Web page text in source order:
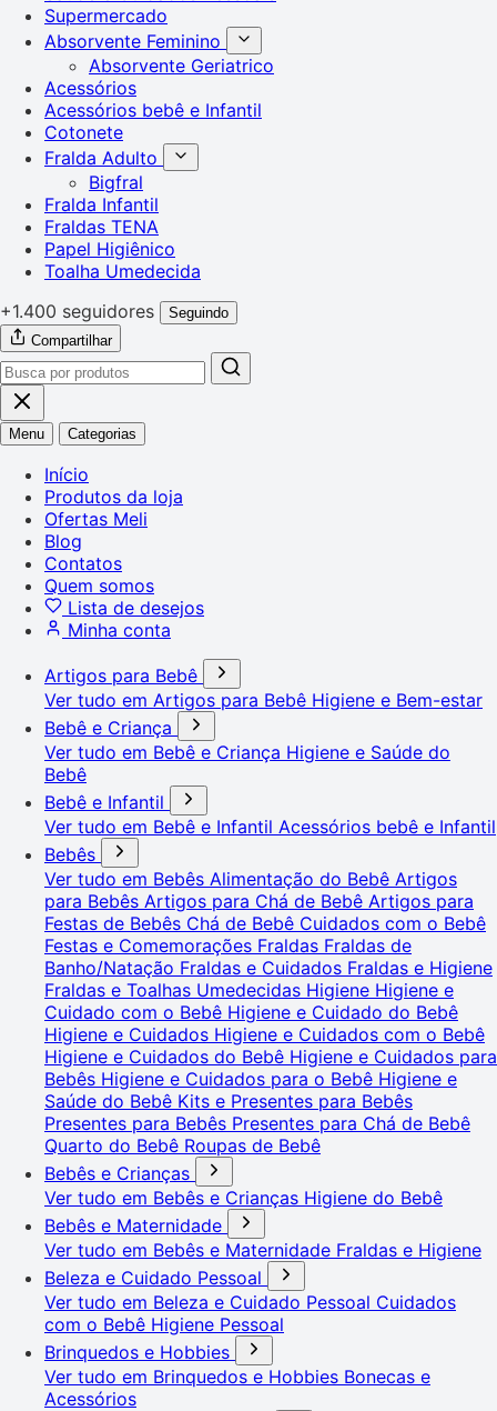
Supermercado
Absorvente Feminino
Absorvente Geriatrico
Acessórios
Acessórios bebê e Infantil
Cotonete
Fralda Adulto
Bigfral
Fralda Infantil
Fraldas TENA
Papel Higiênico
Toalha Umedecida
+1.400 seguidores
Seguindo
Compartilhar
Menu Categorias
Início
Produtos da loja
Ofertas Meli
Blog
Contatos
Quem somos
Lista de desejos
Minha conta
Artigos para Bebê
Ver tudo em Artigos para Bebê Higiene e Bem-estar
Bebê e Criança
Ver tudo em Bebê e Criança Higiene e Saúde do
Bebê
Bebê e Infantil
Ver tudo em Bebê e Infantil Acessórios bebê e Infantil
Bebês
Ver tudo em Bebês Alimentação do Bebê Artigos
para Bebês Artigos para Chá de Bebê Artigos para
Festas de Bebês Chá de Bebê Cuidados com o Bebê
Festas e Comemorações Fraldas Fraldas de
Banho/Natação Fraldas e Cuidados Fraldas e Higiene
Fraldas e Toalhas Umedecidas Higiene Higiene e
Cuidado com o Bebê Higiene e Cuidado do Bebê
Higiene e Cuidados Higiene e Cuidados com o Bebê
Higiene e Cuidados do Bebê Higiene e Cuidados para
Bebês Higiene e Cuidados para o Bebê Higiene e
Saúde do Bebê Kits e Presentes para Bebês
Presentes para Bebês Presentes para Chá de Bebê
Quarto do Bebê Roupas de Bebê
Bebês e Crianças
Ver tudo em Bebês e Crianças Higiene do Bebê
Bebês e Maternidade
Ver tudo em Bebês e Maternidade Fraldas e Higiene
Beleza e Cuidado Pessoal
Ver tudo em Beleza e Cuidado Pessoal Cuidados
com o Bebê Higiene Pessoal
Brinquedos e Hobbies
Ver tudo em Brinquedos e Hobbies Bonecas e
Acessórios